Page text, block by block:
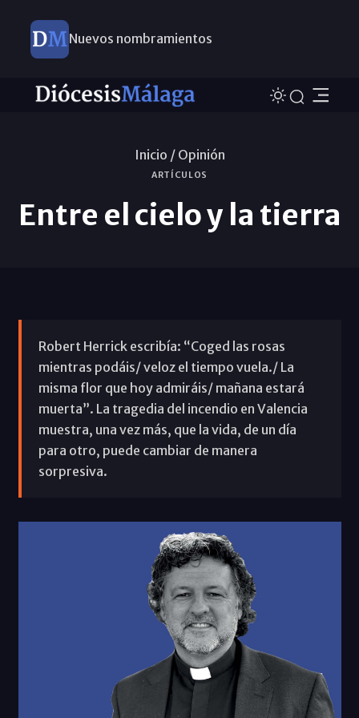
Nuevos nombramientos
Inicio / Opinión
ARTÍCULOS
Entre el cielo y la tierra
Robert Herrick escribía: “Coged las rosas
mientras podáis/ veloz el tiempo vuela./ La
misma flor que hoy admiráis/ mañana estará
muerta”. La tragedia del incendio en Valencia
muestra, una vez más, que la vida, de un día
para otro, puede cambiar de manera
sorpresiva.